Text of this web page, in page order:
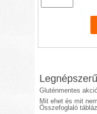
Gluténmentes
Mit ehet és mit
Összefoglaló